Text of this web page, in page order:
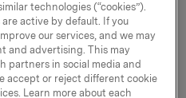
mot 584 mill. kroner i
Foods realiserte
som følge av
Søn. Også Orkla Home &
og Orkla
technologies (“cookies”).
active by default. If you
our services, and we may
and advertising. This may
partners in social media and
accept or reject different cookie
Learn more about each